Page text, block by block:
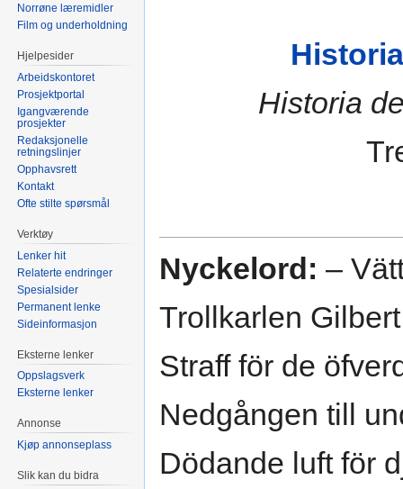
Historia
Nyckelord: –
Trollkarlen
Straff för de
Nedgången till
Dödande luft för
Norrøne læremidler
Film og underholdning
Hjelpesider
Arbeidskontoret
Prosjektportal
Igangværende
prosjekter
Redaksjonelle
retningslinjer
Opphavsrett
Kontakt
Ofte stilte spørsmål
Verktøy
Lenker hit
Relaterte endringer
Spesialsider
Permanent lenke
Sideinformasjon
Eksterne lenker
Oppslagsverk
Eksterne lenker
Annonse
Kjøp annonseplass
Slik kan du bidra